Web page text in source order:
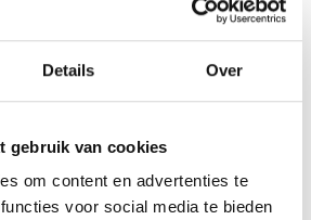
Details Over
gebruik van cookies
om content en advertenties te
voor social media te bieden
mogelijk
& levering aan huis